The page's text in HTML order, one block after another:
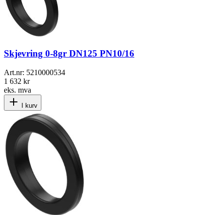
Skjevring 0-8gr DN125 PN10/16
Art.nr: 5210000534
1 632 kr
eks. mva
I kurv